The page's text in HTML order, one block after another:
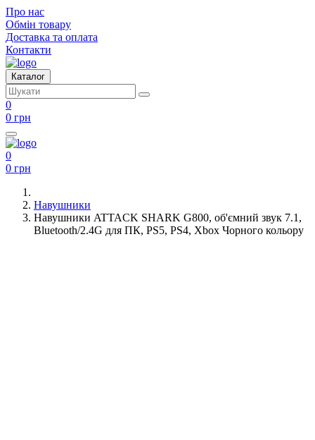
Про нас
Обмін товару
Доставка та оплата
Контакти
Каталог
0
0 грн
0
0 грн
Навушники
Навушники ATTACK SHARK G800, об'ємний звук 7.1,
Bluetooth/2.4G для ПК, PS5, PS4, Xbox Чорного кольору